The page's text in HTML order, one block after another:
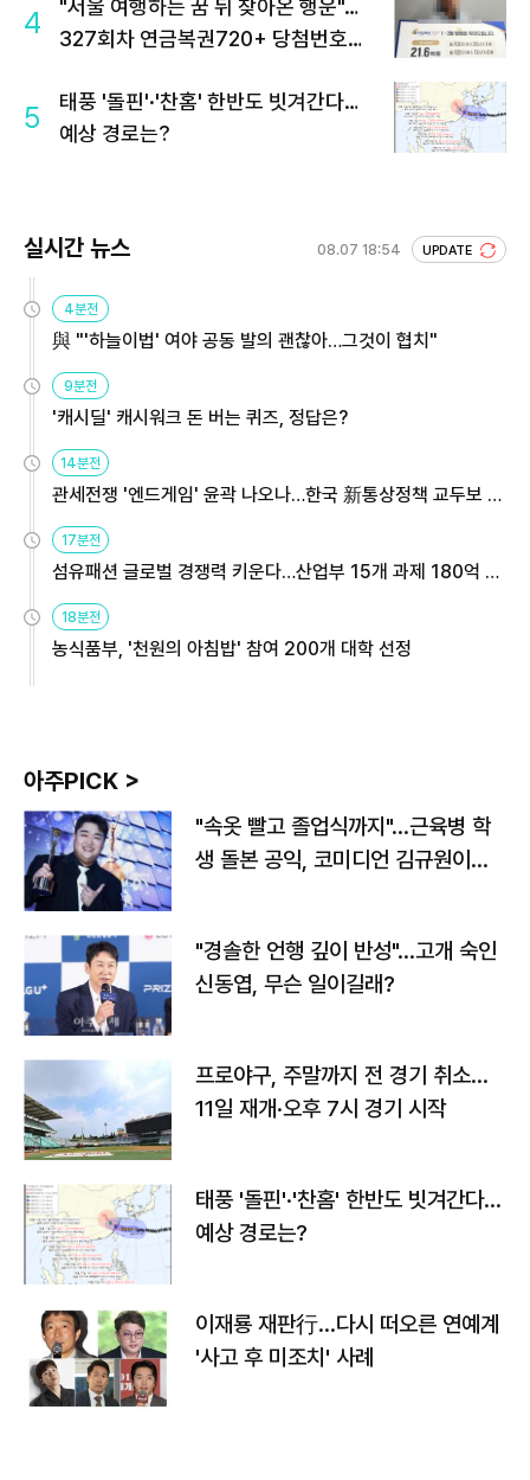
4
"서울 여행하는 꿈 뒤 찾아온 행운"…
327회차 연금복권720+ 당첨번호조
5
태풍 '돌핀'·'찬홈' 한반도 빗겨간다…
예상 경로는?
실시간 뉴스 08.07 18:54 UPDATE
4분전
與 "'하늘이법' 여야 공동 발의 괜찮아…그것이 협치"
9분전
'캐시딜' 캐시워크 돈 버는 퀴즈, 정답은?
14분전
관세전쟁 '엔드게임' 윤곽 나오나…한국 新통상정책 교두보 활
용해야
17분전
섬유패션 글로벌 경쟁력 키운다…산업부 15개 과제 180억 지
원
18분전
농식품부, '천원의 아침밥' 참여 200개 대학 선정
아주PICK >
"속옷 빨고 졸업식까지"…근육병 학
생 돌본 공익, 코미디언 김규원이었
"경솔한 언행 깊이 반성"…고개 숙인
신동엽, 무슨 일이길래?
프로야구, 주말까지 전 경기 취소…
11일 재개·오후 7시 경기 시작
태풍 '돌핀'·'찬홈' 한반도 빗겨간다…
예상 경로는?
이재룡 재판行…다시 떠오른 연예계
'사고 후 미조치' 사례